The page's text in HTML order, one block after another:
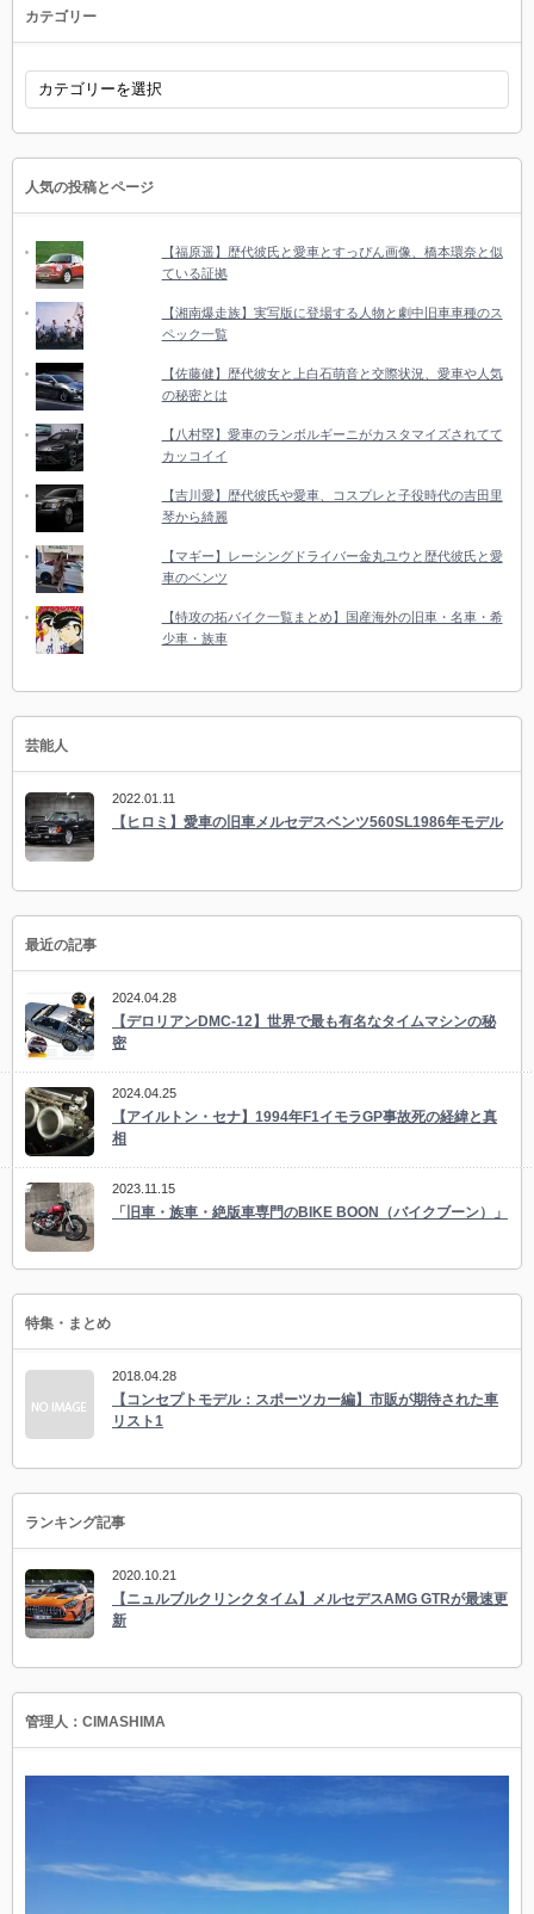
カテゴリー
リ
人気の投稿とページ
【福原遥】歴代彼氏と愛車とすっぴん画像、橋本環奈と似
ている証拠
【湘南爆走族】実写版に登場する人物と劇中旧車車種のス
ペック一覧
【佐藤健】歴代彼女と上白石萌音と交際状況、愛車や人気
の秘密とは
【八村塁】愛車のランボルギーニがカスタマイズされてて
カッコイイ
【吉川愛】歴代彼氏や愛車、コスプレと子役時代の吉田里
琴から綺麗
【マギー】レーシングドライバー金丸ユウと歴代彼氏と愛
車のベンツ
【特攻の拓バイク一覧まとめ】国産海外の旧車・名車・希
少車・族車
芸能人
2022.01.11
【ヒロミ】愛車の旧車メルセデスベンツ560SL1986年モデル
最近の記事
2024.04.28
【デロリアンDMC-12】世界で最も有名なタイムマシンの秘
密
2024.04.25
【アイルトン・セナ】1994年F1イモラGP事故死の経緯と真
相
2023.11.15
「旧車・族車・絶版車専門のBIKE BOON（バイクブーン）」
特集・まとめ
2018.04.28
【コンセプトモデル：スポーツカー編】市販が期待された車
リスト1
ランキング記事
2020.10.21
【ニュルブルクリンクタイム】メルセデスAMG GTRが最速更
新
管理人：CIMASHIMA